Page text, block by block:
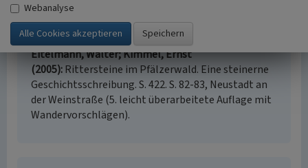
Literatur
Eitelmann, Walter; Kimmel, Ernst
(2005) Rittersteine im Pfälzerwald. Eine steinerne
Geschichtsschreibung. S. 422. S. 82-83, Neustadt an
der Weinstraße (5. leicht überarbeitete Auflage mit
Wandervorschlägen).
Webanalyse